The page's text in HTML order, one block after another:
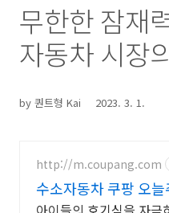
무한한 잠재
자동차 시장
by 퀀트형 Kai 2023. 3. 1.
http://m.coupang.com
수소자동차 쿠팡 오